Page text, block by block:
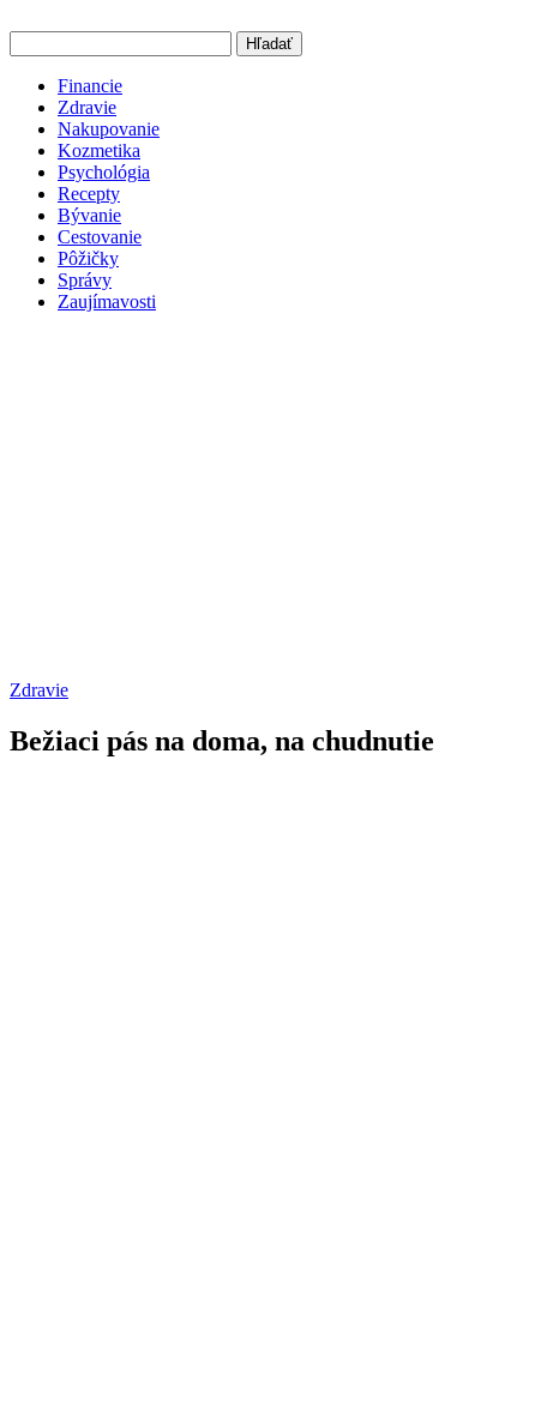
Hľadať
Financie
Zdravie
Nakupovanie
Kozmetika
Psychológia
Recepty
Bývanie
Cestovanie
Pôžičky
Správy
Zaujímavosti
Zdravie
Bežiaci pás na doma, na chudnutie